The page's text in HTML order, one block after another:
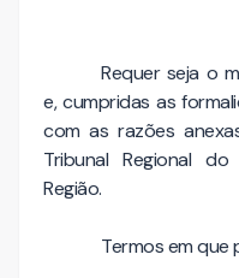
Requer seja o
e, cumpridas as
com as razões
Tribunal Regional
Região.
Termos em que